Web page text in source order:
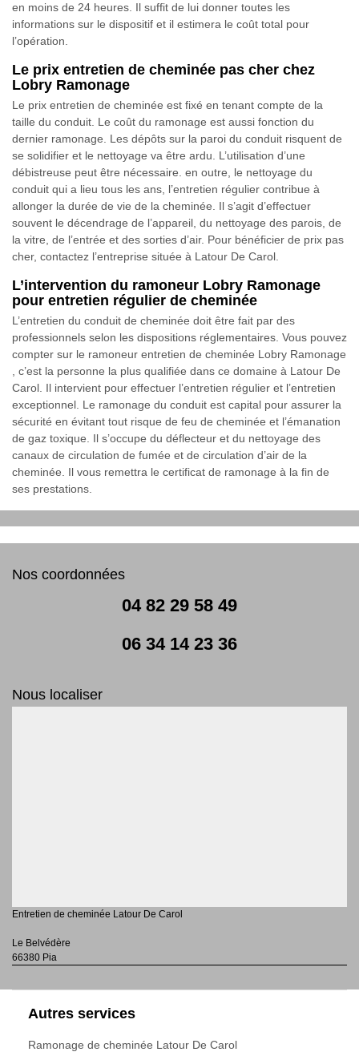
en moins de 24 heures. Il suffit de lui donner toutes les
informations sur le dispositif et il estimera le coût total pour
l’opération.
Le prix entretien de cheminée pas cher chez
Lobry Ramonage
Le prix entretien de cheminée est fixé en tenant compte de la
taille du conduit. Le coût du ramonage est aussi fonction du
dernier ramonage. Les dépôts sur la paroi du conduit risquent de
se solidifier et le nettoyage va être ardu. L’utilisation d’une
débistreuse peut être nécessaire. en outre, le nettoyage du
conduit qui a lieu tous les ans, l’entretien régulier contribue à
allonger la durée de vie de la cheminée. Il s’agit d’effectuer
souvent le décendrage de l’appareil, du nettoyage des parois, de
la vitre, de l’entrée et des sorties d’air. Pour bénéficier de prix pas
cher, contactez l’entreprise située à Latour De Carol.
L’intervention du ramoneur Lobry Ramonage
pour entretien régulier de cheminée
L’entretien du conduit de cheminée doit être fait par des
professionnels selon les dispositions réglementaires. Vous pouvez
compter sur le ramoneur entretien de cheminée Lobry Ramonage
, c’est la personne la plus qualifiée dans ce domaine à Latour De
Carol. Il intervient pour effectuer l’entretien régulier et l’entretien
exceptionnel. Le ramonage du conduit est capital pour assurer la
sécurité en évitant tout risque de feu de cheminée et l’émanation
de gaz toxique. Il s’occupe du déflecteur et du nettoyage des
canaux de circulation de fumée et de circulation d’air de la
cheminée. Il vous remettra le certificat de ramonage à la fin de
ses prestations.
Nos coordonnées
04 82 29 58 49
06 34 14 23 36
Nous localiser
Entretien de cheminée Latour De Carol
Le Belvédère
66380 Pia
Autres services
Ramonage de cheminée Latour De Carol